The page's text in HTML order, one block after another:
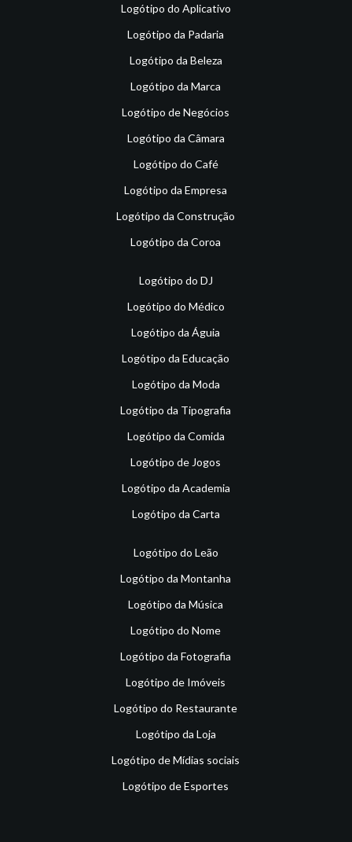
Logótipo do Aplicativo
Logótipo da Padaria
Logótipo da Beleza
Logótipo da Marca
Logótipo de Negócios
Logótipo da Câmara
Logótipo do Café
Logótipo da Empresa
Logótipo da Construção
Logótipo da Coroa
Logótipo do DJ
Logótipo do Médico
Logótipo da Águia
Logótipo da Educação
Logótipo da Moda
Logótipo da Tipografia
Logótipo da Comida
Logótipo de Jogos
Logótipo da Academia
Logótipo da Carta
Logótipo do Leão
Logótipo da Montanha
Logótipo da Música
Logótipo do Nome
Logótipo da Fotografia
Logótipo de Imóveis
Logótipo do Restaurante
Logótipo da Loja
Logótipo de Mídias sociais
Logótipo de Esportes